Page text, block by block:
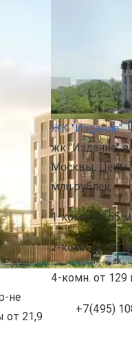
не
от 21,9
ЖК "Издание"
жк "Издание" в
Москвы. Цены
млн рублей.
1-комн. от 55
2-комн.от 93
4-комн. от 129
+7(495)